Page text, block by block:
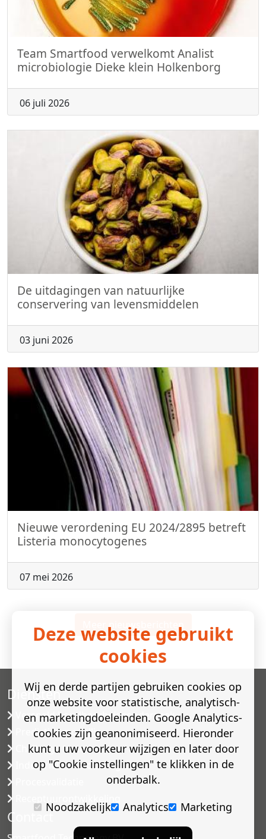
Team Smartfood verwelkomt Analist
microbiologie Dieke klein Holkenborg
06 juli 2026
De uitdagingen van natuurlijke
conservering van levensmiddelen
03 juni 2026
Nieuwe verordening EU 2024/2895 betreft
Listeria monocytogenes
07 mei 2026
Meer nieuwsberichten
Diensten
Versneld houdbaarheidsonderzoek
Predictive modelling
Challenge testen
Industriële microbiologie
Contact
Deze website gebruikt
cookies
Wij en derde partijen gebruiken cookies op
onze website voor statistische, analytisch-
en marketingdoeleinden. Google Analytics-
cookies zijn geanonimiseerd. Hieronder
kunt u uw voorkeur wijzigen en later door
op "Cookie instellingen" te klikken in de
onderbalk.
Noodzakelijk
Analytics Marketing